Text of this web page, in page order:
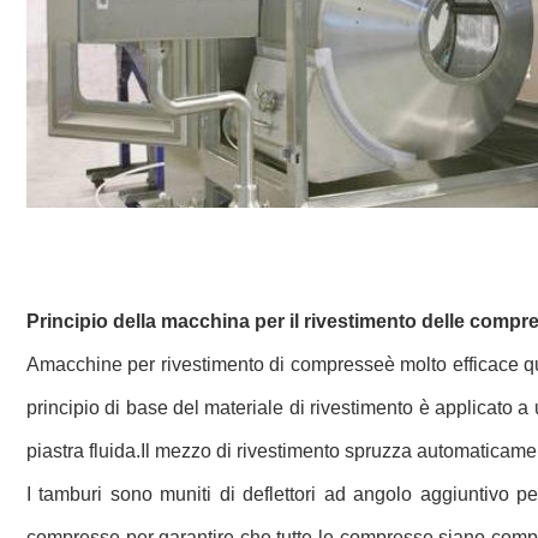
Principio della macchina per il rivestimento delle
Amacchine per rivestimento di compresseè molto efficace
principio di base del materiale di rivestimento è applicato
piastra fluida.Il mezzo di rivestimento spruzza
I tamburi sono muniti di deflettori ad angolo aggiuntivo